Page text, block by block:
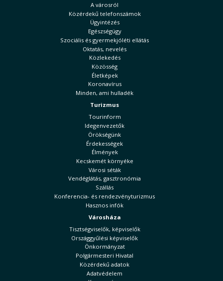
A városról
Közérdekű telefonszámok
Ügyintézés
Egészségügy
Szociális és gyermekjóléti ellátás
Oktatás, nevelés
Közlekedés
Közösség
Életképek
Koronavírus
Minden, ami hulladék
Turizmus
Tourinform
Idegenvezetők
Örökségünk
Érdekességek
Élmények
Kecskemét környéke
Városi séták
Vendéglátás, gasztronómia
Szállás
Konferencia- és rendezvényturizmus
Hasznos infók
Városháza
Tisztségviselők, képviselők
Országgyűlési képviselők
Önkormányzat
Polgármesteri Hivatal
Közérdekű adatok
Adatvédelem